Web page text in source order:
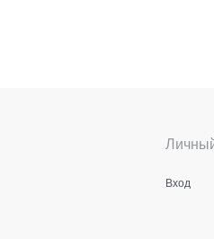
Вход